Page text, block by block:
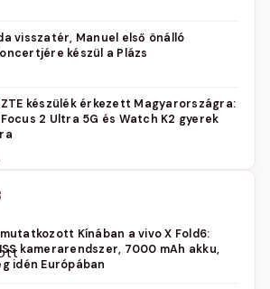
visszatér, Manuel első önálló
készül a Plázs
készülék érkezett Magyarországra:
2 Ultra 5G és Watch K2 gyerek
Kínában a vivo X Fold6:
kamerarendszer, 7000 mAh akku,
idén Európában